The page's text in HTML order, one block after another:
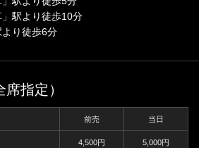
駅より徒歩10分
り徒歩6分
指定）
前売 当日
4,500円 5,000円